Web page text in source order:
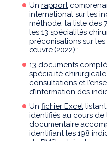
Un rapport
international sur les
méthode, la liste des
les 13 spécialités
préconisations sur
œuvre (2022) ;
13 documents
spécialité
consultations et
d’information des
Un fichier Excel
identifiés au cours de
documentaire
identifiant les 198